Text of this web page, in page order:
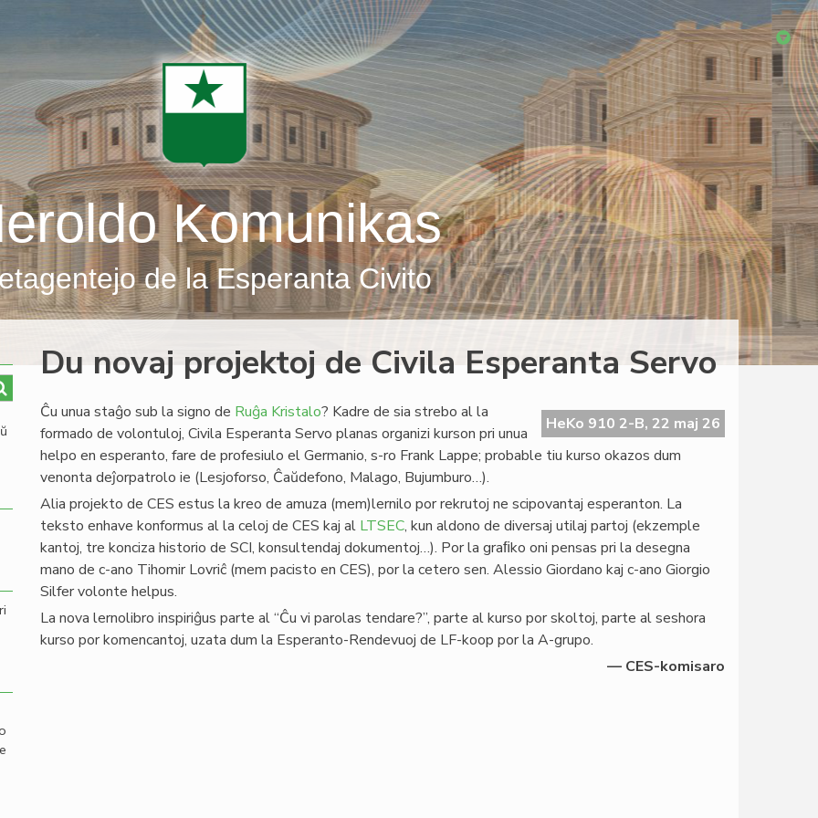
Komunikas
de la Esperanta Civito
Du novaj projektoj de Civila Esperanta Servo
HeKo 910 2-B, 22 maj 26
Ĉu unua staĝo sub la signo de Ruĝa Kristalo? Kadre de sia strebo al la
formado de volontuloj, Civila Esperanta Servo planas organizi kurson pri unua
helpo en esperanto, fare de profesiulo el Germanio, s-ro Frank Lappe; probable tiu kurso okazos dum
venonta deĵorpatrolo ie (Lesjoforso, Ĉaŭdefono, Malago, Bujumburo…).
Alia projekto de CES estus la kreo de amuza (mem)lernilo por rekrutoj ne scipovantaj esperanton. La
teksto enhave konformus al la celoj de CES kaj al LTSEC, kun aldono de diversaj utilaj partoj (ekzemple
kantoj, tre konciza historio de SCI, konsultendaj dokumentoj…). Por la graﬁko oni pensas pri la desegna
mano de c-ano Tihomir Lovriĉ (mem pacisto en CES), por la cetero sen. Alessio Giordano kaj c-ano Giorgio
Silfer volonte helpus.
La nova lernolibro inspiriĝus parte al “Ĉu vi parolas tendare?”, parte al kurso por skoltoj, parte al seshora
kurso por komencantoj, uzata dum la Esperanto-Rendevuoj de LF-koop por la A-grupo.
— CES-komisaro